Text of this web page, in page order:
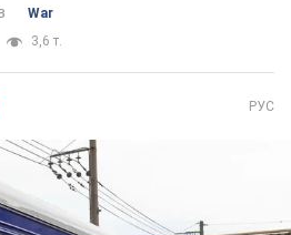
War
3,6 т.
РУС